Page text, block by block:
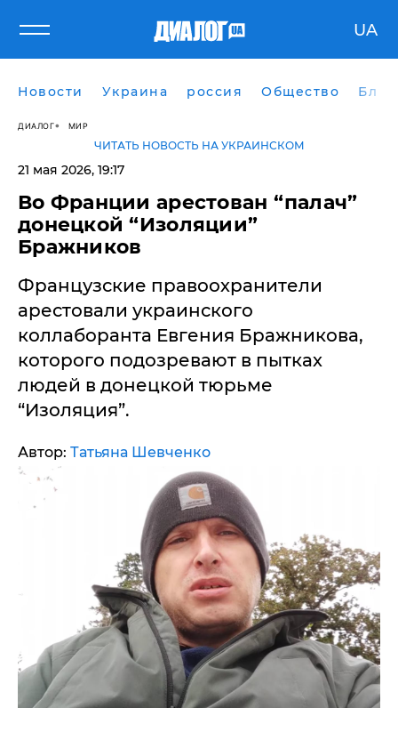
UA
Новости Украина россия Общество
ДИАЛОГ МИР
ЧИТАТЬ НОВОСТЬ НА УКРАИНСКОМ
21 мая 2026, 19:17
Во Франции арестован “палач”
донецкой “Изоляции”
Бражников
​Французские правоохранители
арестовали украинского
коллаборанта Евгения Бражникова,
которого подозревают в пытках
людей в донецкой тюрьме
“Изоляция”.
Автор: Татьяна Шевченко